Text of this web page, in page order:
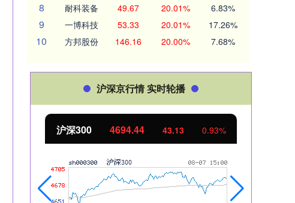
8 耐科装备 49.67 20.01% 6.83%
9 一博科技 53.33 20.01% 17.26%
10 方邦股份 146.16 20.00% 7.68%
沪深京行情 实时轮播
43.13 0.93% 北证50 1134.24